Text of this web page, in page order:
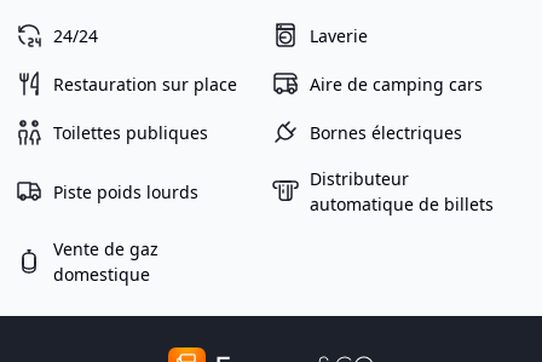
24/24 Laverie
Restauration sur place Aire de camping cars
Toilettes publiques Bornes électriques
Piste poids lourds
Distributeur
automatique de billets
Vente de gaz
domestique